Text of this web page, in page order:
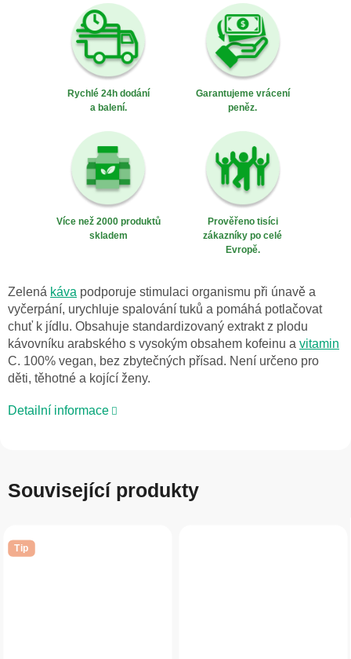
Rychlé 24h dodání
a balení.
Garantujeme vrácení
peněz.
Více než 2000 produktů
skladem
Prověřeno tisíci
zákazníky po celé
Evropě.
Zelená káva podporuje stimulaci organismu při únavě a
vyčerpání, urychluje spalování tuků a pomáhá potlačovat
chuť k jídlu. Obsahuje standardizovaný extrakt z plodu
kávovníku arabského s vysokým obsahem kofeinu a vitamin
C. 100% vegan, bez zbytečných přísad. Není určeno pro
děti, těhotné a kojící ženy.
Detailní informace
Související produkty
Tip